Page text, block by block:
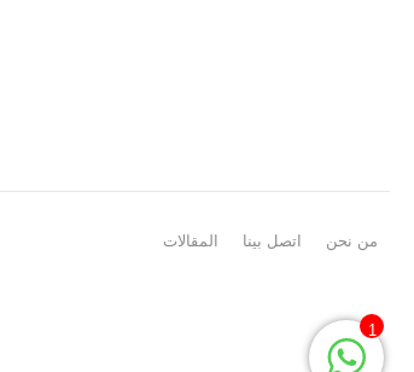
من نحن اتصل بينا المقالات
1